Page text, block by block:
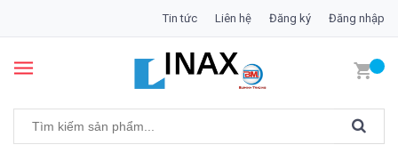
Tin tức Liên hệ Đăng ký Đăng nhập